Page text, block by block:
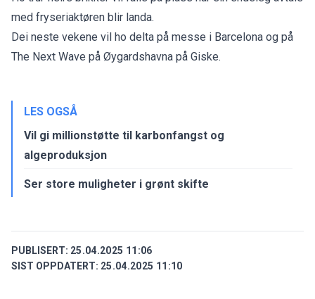
med fryseriaktøren blir landa.
Dei neste vekene vil ho delta på messe i Barcelona og på
The Next Wave på Øygardshavna på Giske.
LES OGSÅ
Vil gi millionstøtte til karbonfangst og
algeproduksjon
Ser store muligheter i grønt skifte
PUBLISERT: 25.04.2025 11:06
SIST OPPDATERT: 25.04.2025 11:10